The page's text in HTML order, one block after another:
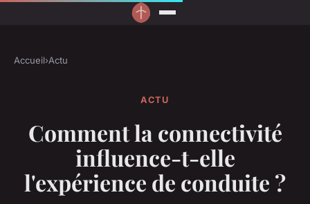
Accueil›Actu
ACTU
Comment la connectivité
influence-t-elle
l'expérience de conduite ?